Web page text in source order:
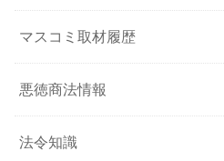
マスコミ取材履歴
悪徳商法情報
法令知識